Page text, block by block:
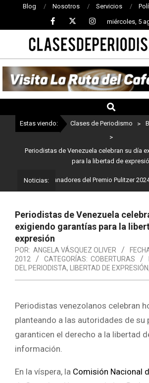
Blog Nosotros Servicios
miércoles, 5
CLASES
DE
PERIODISMO
Estas viendo: Clases de Periodismo >
>
Periodistas de Venezuela celebran su día
para la libertad de
Noticias:
son los ganadores del Premio Pulitzer 2024
Periodistas de Venezuela
exigiendo garantías para la
expresión
POR: ANGELA VÁSQUEZ OLIVER
2012
CATEGORÍAS: COBERTURAS
DEL PERIODISTA, LIBERTAD DE EXPRESIÓN,
Periodistas venezolanos celebran
planteando a las autoridades de su
garanticen el derecho a la libertad
información.
En la víspera, la Comisión Nacional